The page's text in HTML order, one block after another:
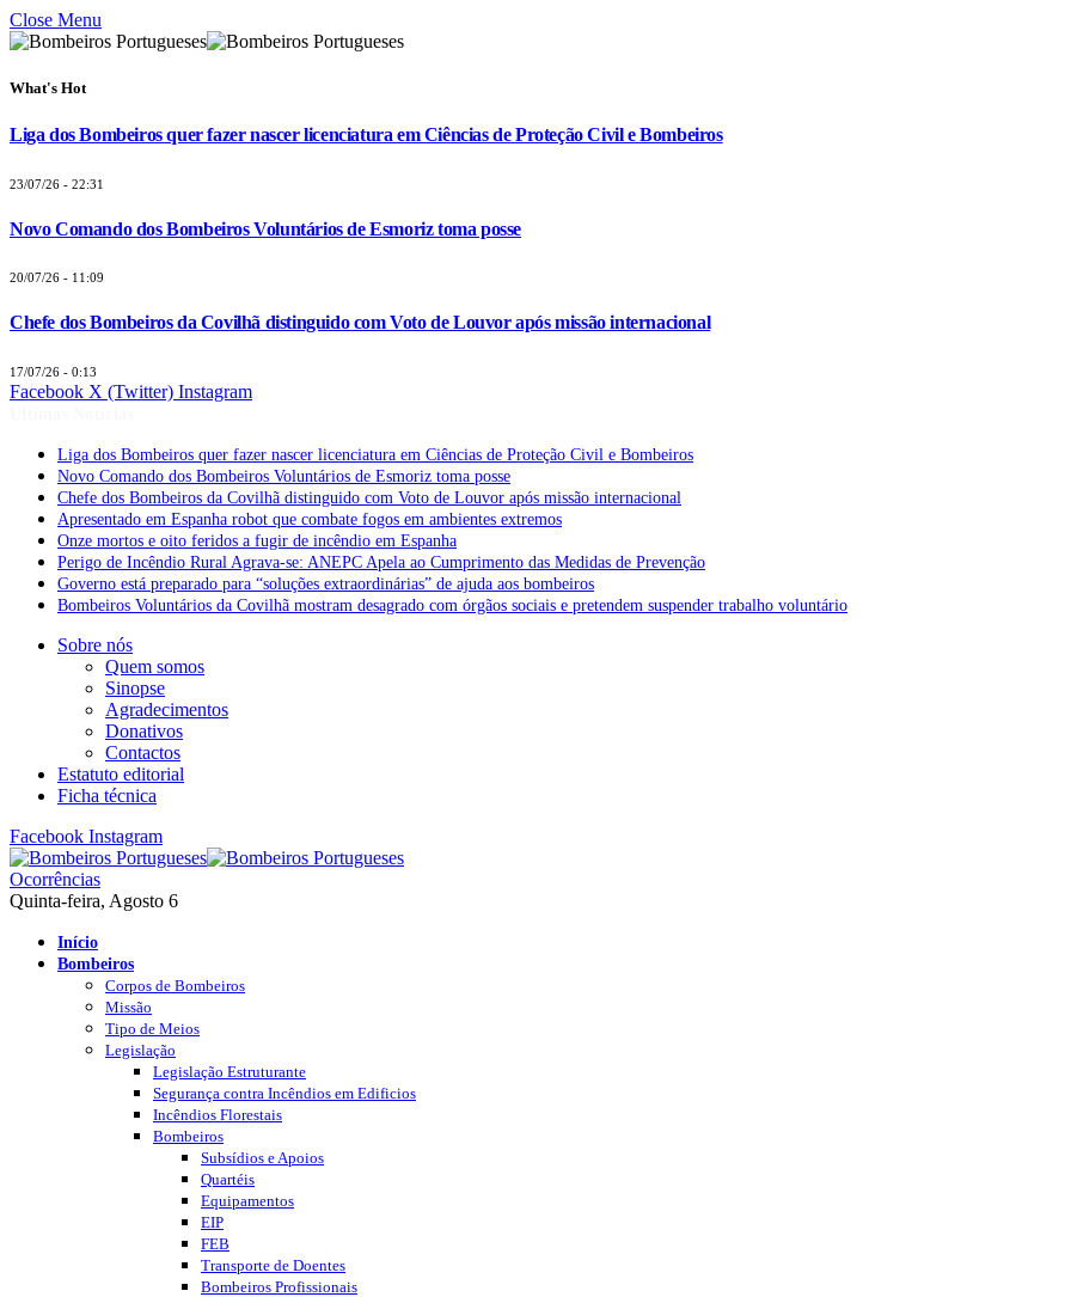
Close Menu
What's Hot
Liga dos Bombeiros quer fazer nascer licenciatura em Ciências de Proteção Civil e Bombeiros
23/07/26 - 22:31
Novo Comando dos Bombeiros Voluntários de Esmoriz toma posse
20/07/26 - 11:09
Chefe dos Bombeiros da Covilhã distinguido com Voto de Louvor após missão internacional
17/07/26 - 0:13
Facebook X (Twitter) Instagram
Liga dos Bombeiros quer fazer nascer licenciatura em Ciências de Proteção Civil e Bombeiros
Novo Comando dos Bombeiros Voluntários de Esmoriz toma posse
Chefe dos Bombeiros da Covilhã distinguido com Voto de Louvor após missão internacional
Apresentado em Espanha robot que combate fogos em ambientes extremos
Onze mortos e oito feridos a fugir de incêndio em Espanha
Perigo de Incêndio Rural Agrava-se: ANEPC Apela ao Cumprimento das Medidas de Prevenção
Governo está preparado para “soluções extraordinárias” de ajuda aos bombeiros
Bombeiros Voluntários da Covilhã mostram desagrado com órgãos sociais e pretendem suspender trabalho voluntário
Sobre nós
Quem somos
Sinopse
Agradecimentos
Donativos
Contactos
Estatuto editorial
Ficha técnica
Facebook Instagram
Ocorrências
Quinta-feira, Agosto 6
Início
Bombeiros
Corpos de Bombeiros
Missão
Tipo de Meios
Legislação
Legislação Estruturante
Segurança contra Incêndios em Edificios
Incêndios Florestais
Bombeiros
Subsídios e Apoios
Quartéis
Equipamentos
EIP
FEB
Transporte de Doentes
Bombeiros Profissionais